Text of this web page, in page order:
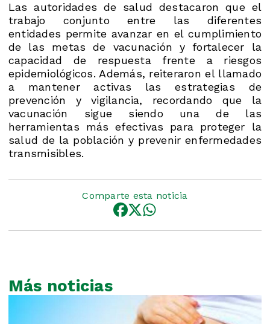
Las autoridades de salud destacaron que el
trabajo conjunto entre las diferentes
entidades permite avanzar en el cumplimiento
de las metas de vacunación y fortalecer la
capacidad de respuesta frente a riesgos
epidemiológicos. Además, reiteraron el llamado
a mantener activas las estrategias de
prevención y vigilancia, recordando que la
vacunación sigue siendo una de las
herramientas más efectivas para proteger la
salud de la población y prevenir enfermedades
transmisibles.
Comparte esta noticia
Más noticias